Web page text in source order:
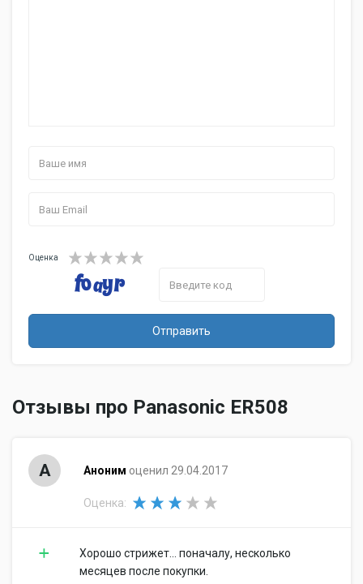
Оценка
Отправить
Отзывы про Panasonic ER508
А Аноним оценил 29.04.2017
Оценка:
Хорошо стрижет... поначалу, несколько
месяцев после покупки.